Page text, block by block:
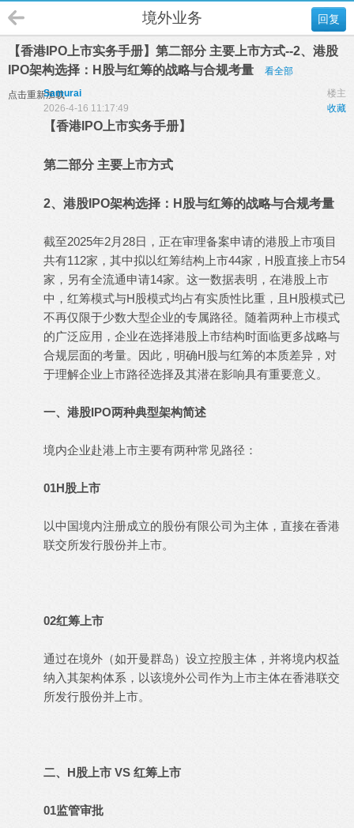
回复
境外业务
【香港IPO上市实务手册】第二部分 主要上市方式--2、港股
IPO架构选择：H股与红筹的战略与合规考量
看全部
点击重新加载 楼主
Samurai
收藏
2026-4-16 11:17:49
【香港IPO上市实务手册】
第二部分 主要上市方式
2、港股IPO架构选择：H股与红筹的战略与合规考量
截至2025年2月28日，正在审理备案申请的港股上市项目
共有112家，其中拟以红筹结构上市44家，H股直接上市54
家，另有全流通申请14家。这一数据表明，在港股上市
中，红筹模式与H股模式均占有实质性比重，且H股模式已
不再仅限于少数大型企业的专属路径。随着两种上市模式
的广泛应用，企业在选择港股上市结构时面临更多战略与
合规层面的考量。因此，明确H股与红筹的本质差异，对
于理解企业上市路径选择及其潜在影响具有重要意义。
一、港股IPO两种典型架构简述
境内企业赴港上市主要有两种常见路径：
01H股上市
以中国境内注册成立的股份有限公司为主体，直接在香港
联交所发行股份并上市。
02红筹上市
通过在境外（如开曼群岛）设立控股主体，并将境内权益
纳入其架构体系，以该境外公司作为上市主体在香港联交
所发行股份并上市。
二、H股上市 VS 红筹上市
01监管审批